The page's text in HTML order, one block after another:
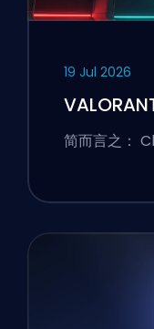
19 Jul 2026
简而言之：